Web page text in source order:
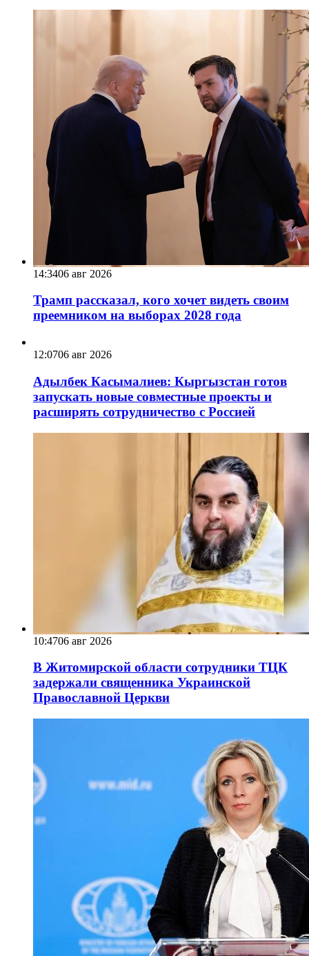
14:3406 авг 2026
Трамп рассказал, кого хочет видеть своим
преемником на выборах 2028 года
12:0706 авг 2026
Адылбек Касымалиев: Кыргызстан готов
запускать новые совместные проекты и
расширять сотрудничество с Россией
10:4706 авг 2026
В Житомирской области сотрудники ТЦК
задержали священника Украинской
Православной Церкви